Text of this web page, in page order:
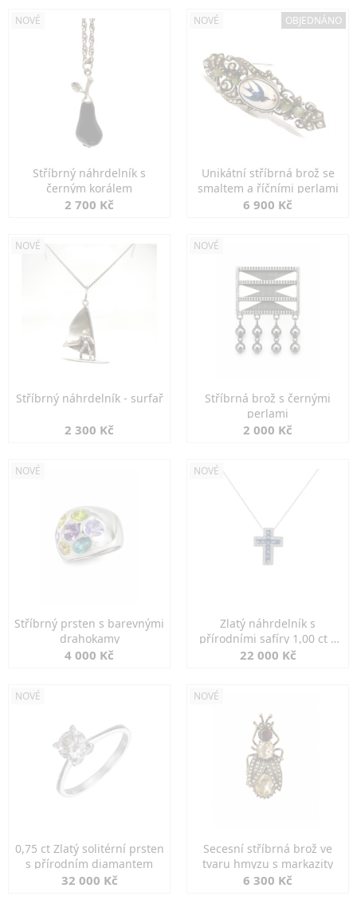
NOVÉ
Stříbrný náhrdelník s
černým korálem
2 700 Kč
NOVÉ OBJEDNÁNO
Unikátní stříbrná brož se
smaltem a říčními perlami
6 900 Kč
NOVÉ
Stříbrný náhrdelník - surfař
2 300 Kč
NOVÉ
Stříbrná brož s černými
perlami
2 000 Kč
NOVÉ
Stříbrný prsten s barevnými
drahokamy
4 000 Kč
NOVÉ
Zlatý náhrdelník s
přírodními safíry 1,00 ct a
diamanty
22 000 Kč
NOVÉ
0,75 ct Zlatý solitérní prsten
s přírodním diamantem
32 000 Kč
NOVÉ
Secesní stříbrná brož ve
tvaru hmyzu s markazity
6 300 Kč